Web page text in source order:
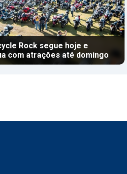
Rock segue hoje e
com atrações até domingo